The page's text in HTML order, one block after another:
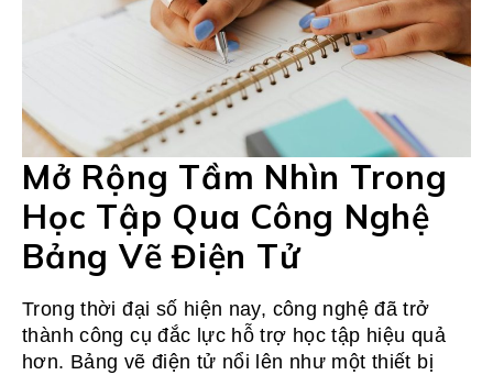
Mở Rộng Tầm Nhìn Trong
Học Tập Qua Công Nghệ
Bảng Vẽ Điện Tử
Trong thời đại số hiện nay, công nghệ đã trở
thành công cụ đắc lực hỗ trợ học tập hiệu quả
hơn. Bảng vẽ điện tử nổi lên như một thiết bị